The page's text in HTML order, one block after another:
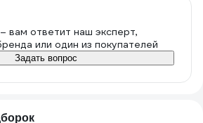
вам ответит наш эксперт,
или один из покупателей
Задать вопрос